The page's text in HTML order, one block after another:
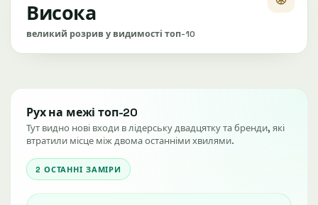
Висока
великий розрив у видимості топ-10
Рух на межі топ-20
Тут видно нові входи в лідерську двадцятку та бренди, які
втратили місце між двома останніми хвилями.
2 ОСТАННІ ЗАМІРИ